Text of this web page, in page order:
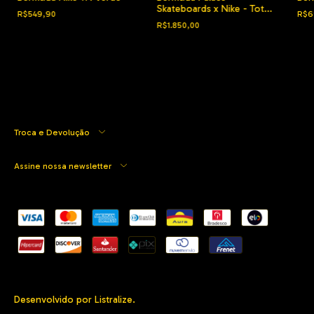
R$549,90
Skateboards x Nike - Total
90 ‘P90’ volt
R$1.850,00
Troca e Devolução
Assine nossa newsletter
Desenvolvido por Listralize.